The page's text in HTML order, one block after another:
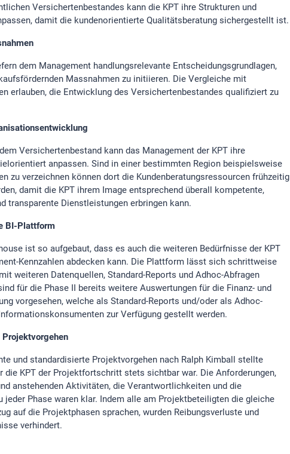
Versichertenbestandes kann die KPT ihre Strukturen und
damit die kundenorientierte Qualitätsberatung sichergestellt ist.
dem Management handlungsrelevante Entscheidungsgrundlagen,
Massnahmen zu initiieren. Die Vergleiche mit
erlauben, die Entwicklung des Versichertenbestandes qualifiziert zu
Versichertenbestand kann das Management der KPT ihre
anpassen. Sind in einer bestimmten Region beispielsweise
zu verzeichnen können dort die Kundenberatungsressourcen frühzeitig
damit die KPT ihrem Image entsprechend überall kompetente,
transparente Dienstleistungen erbringen kann.
BI-Plattform
ist so aufgebaut, dass es auch die weiteren Bedürfnisse der KPT
Kennzahlen abdecken kann. Die Plattform lässt sich schrittweise
weiteren Datenquellen, Standard-Reports und Adhoc-Abfragen
für die Phase II bereits weitere Auswertungen für die Finanz- und
vorgesehen, welche als Standard-Reports und/oder als Adhoc-
zur Verfügung gestellt werden.
und standardisierte Projektvorgehen nach Ralph Kimball stellte
die KPT der Projektfortschritt stets sichtbar war. Die Anforderungen,
anstehenden Aktivitäten, die Verantwortlichkeiten und die
jeder Phase waren klar. Indem alle am Projektbeteiligten die gleiche
auf die Projektphasen sprachen, wurden Reibungsverluste und
verhindert.